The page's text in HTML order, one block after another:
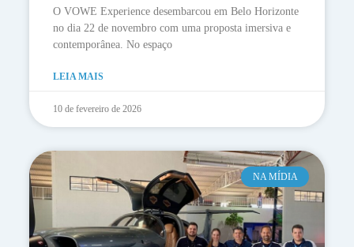
O VOWE Experience desembarcou em Belo Horizonte
no dia 22 de novembro com uma proposta imersiva e
contemporânea. No espaço
LEIA MAIS
10 de fevereiro de 2026
NA MÍDIA